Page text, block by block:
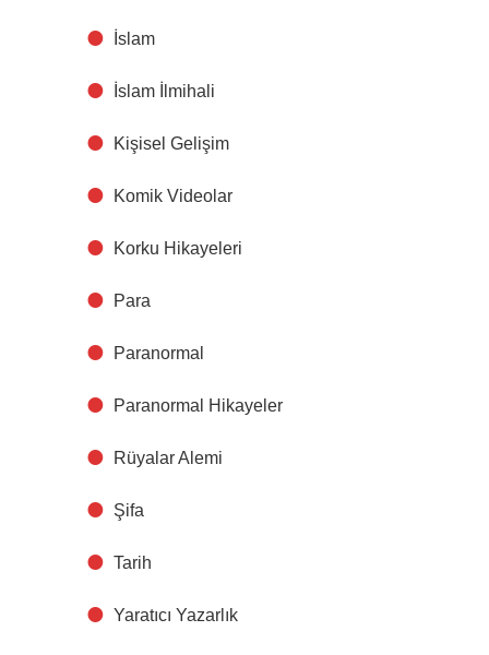
İslam
İslam İlmihali
Kişisel Gelişim
Komik Videolar
Korku Hikayeleri
Para
Paranormal
Paranormal Hikayeler
Rüyalar Alemi
Şifa
Tarih
Yaratıcı Yazarlık